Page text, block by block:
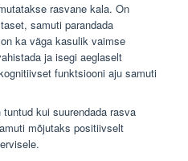
rasvane kala. On
samuti parandada
ka väga kasulik vaimse
ja isegi aeglaselt
funktsiooni aju samuti
kui suurendada rasva
mõjutaks positiivselt